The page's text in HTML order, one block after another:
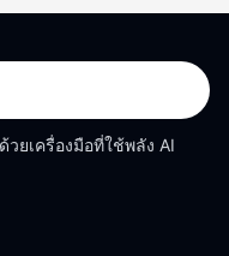
ยเครื่องมือที่ใช้พลัง AI